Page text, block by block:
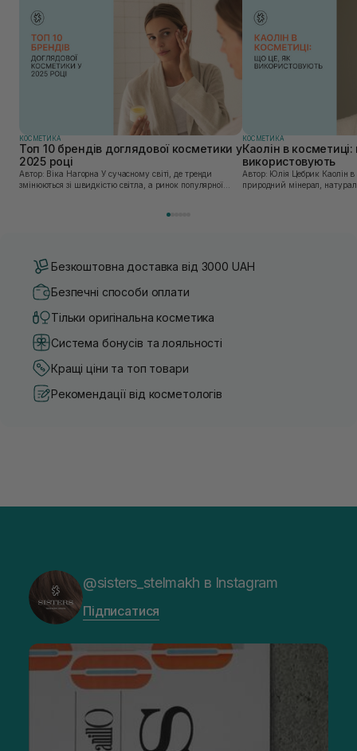
КОСМЕТИКА
Топ 10 брендів доглядової косметики у
2025 році
Автор: Віка Нагорна У сучасному світі, де тренди
змінюються зі швидкістю світла, а ринок популярної
КОСМЕТИКА
Каолін в
використовують
Автор: Юлія Цебрик Каолін в косметології – це
природний мінерал,
Безкоштовна доставка від 3000 UAH
Безпечні способи оплати
Тільки оригінальна косметика
Система бонусів та лояльності
Кращі ціни та топ товари
Рекомендації від косметологів
@sisters_stelmakh в Instagram
Підписатися